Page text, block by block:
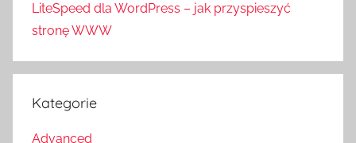
LiteSpeed dla WordPress – jak przyspieszyć
stronę WWW
Kategorie
Advanced